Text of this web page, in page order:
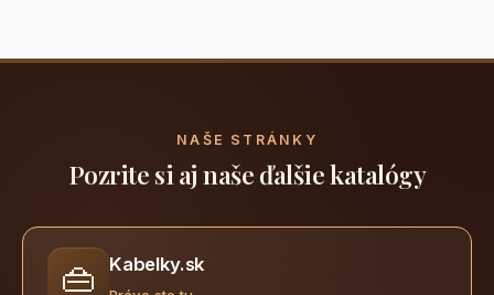
NAŠE STRÁNKY
Pozrite si aj naše ďalšie katalógy
👜 Kabelky.sk